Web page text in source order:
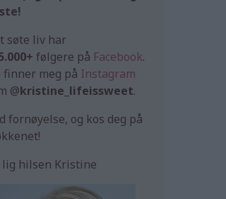
søte liv har
følgere på Facebook.
finner meg på Instagram
@kristine_lifeissweet.
fornøyelse, og kos deg på
lig hilsen Kristine